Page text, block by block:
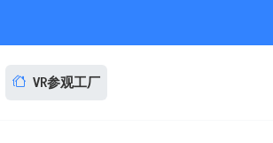
VR参观工厂